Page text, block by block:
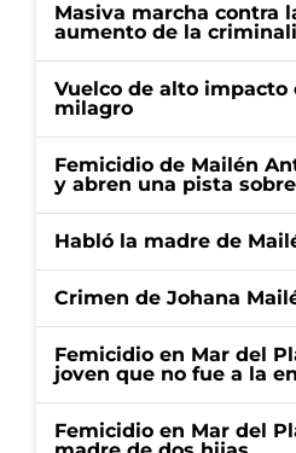
Masiva marcha contra
aumento de la
Vuelco de alto impacto
milagro
Femicidio de Mailén
y abren una pista
Habló la madre de
Crimen de Johana
Femicidio en Mar del
joven que no fue a la
Femicidio en Mar del